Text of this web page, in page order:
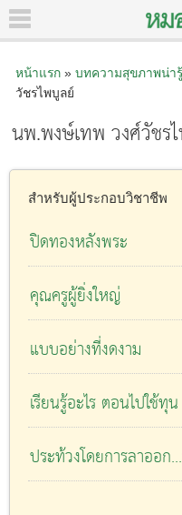
หน้าแรก» บทความสุขภาพน่ารู้
วัชรไพบูลย์
นพ.พงษ์เทพ วงศ์วัชร
สำหรับผู้ประกอบวิชาชีพ
ปิดทองหลังพระ
คุณครูผู้ยิ่งใหญ่
แบบอย่างที่งดงาม
เรียนรู้อะไร ตอนไปใช้
ประท้วงโดยการลาออ